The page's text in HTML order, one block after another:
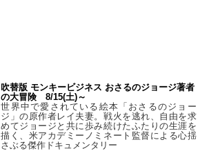
吹替版 モンキービジネス おさるのジョージ著者
の大冒険 8/15(土)～
世界中で愛されている絵本「おさるのジョー
ジ」の原作者レイ夫妻。戦火を逃れ、自由を求
めてジョージと共に歩み続けたふたりの生涯を
描く、米アカデミーノミネート監督による心揺
さぶる傑作ドキュメンタリー